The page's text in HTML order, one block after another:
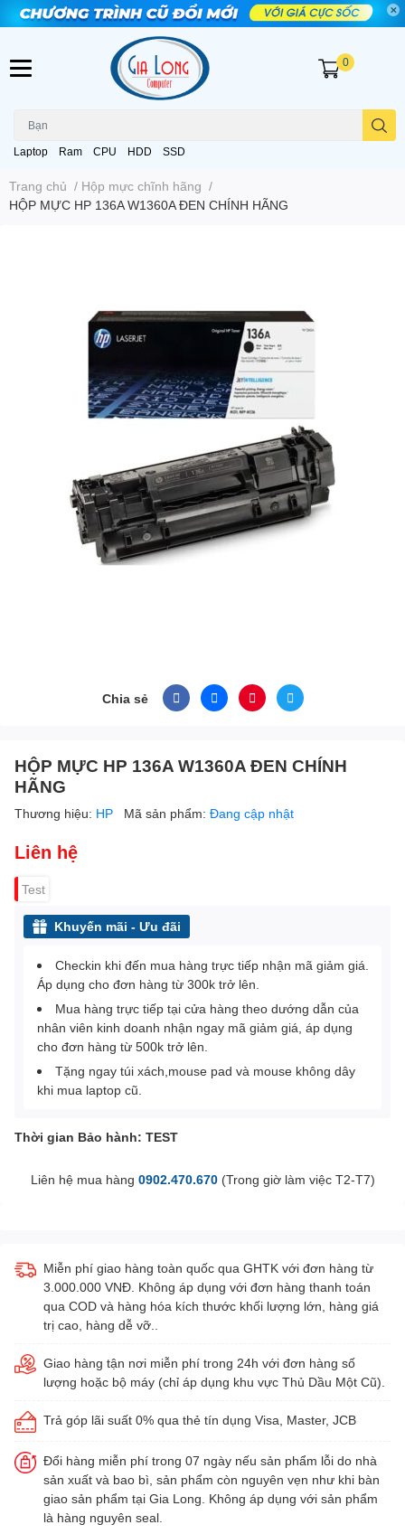
Laptop Ram CPU HDD SSD
0
Trang chủ / Hộp mực chĩnh hãng /
HỘP MỰC HP 136A W1360A ĐEN CHÍNH HÃNG
Chia sẻ
HỘP MỰC HP 136A W1360A ĐEN CHÍNH
HÃNG
Thương hiệu: HP Mã sản phẩm: Đang cập nhật
Liên hệ
Test
Khuyến mãi - Ưu đãi
Checkin khi đến mua hàng trực tiếp nhận mã giảm giá.
Áp dụng cho đơn hàng từ 300k trở lên.
Mua hàng trực tiếp tại cửa hàng theo dướng dẫn của
nhân viên kinh doanh nhận ngay mã giảm giá, áp dụng
cho đơn hàng từ 500k trở lên.
Tặng ngay túi xách,mouse pad và mouse không dây
khi mua laptop cũ.
Thời gian Bảo hành: TEST
Liên hệ mua hàng 0902.470.670(Trong giờ làm việc T2-T7)
Miễn phí giao hàng toàn quốc qua GHTK với đơn hàng từ
3.000.000 VNĐ. Không áp dụng với đơn hàng thanh toán
qua COD và hàng hóa kích thước khối lượng lớn, hàng giá
trị cao, hàng dễ vỡ..
Giao hàng tận nơi miễn phí trong 24h với đơn hàng số
lượng hoặc bộ máy (chỉ áp dụng khu vực Thủ Dầu Một Cũ).
Trả góp lãi suất 0% qua thẻ tín dụng Visa, Master, JCB
Đổi hàng miễn phí trong 07 ngày nếu sản phẩm lỗi do nhà
sản xuất và bao bì, sản phẩm còn nguyên vẹn như khi bàn
giao sản phẩm tại Gia Long. Không áp dụng với sản phẩm
là hàng nguyên seal.